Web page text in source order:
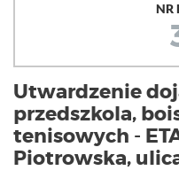
NR
Utwardzenie
przedszkola,
tenisowych -
Piotrowska,